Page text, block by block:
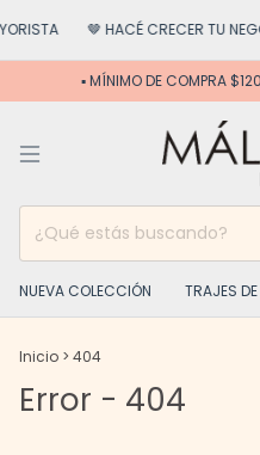
🤎 HACÉ CRECER TU
▪️ MÍNIMO DE COMPRA
NUEVA COLECCIÓN TRAJES
Inicio > 404
Error - 404